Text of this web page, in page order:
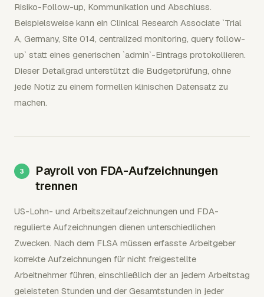
Risiko-Follow-up, Kommunikation und Abschluss.
Beispielsweise kann ein Clinical Research Associate `Trial
A, Germany, Site 014, centralized monitoring, query follow-
up` statt eines generischen `admin`-Eintrags protokollieren.
Dieser Detailgrad unterstützt die Budgetprüfung, ohne
jede Notiz zu einem formellen klinischen Datensatz zu
machen.
Payroll von FDA-Aufzeichnungen
trennen
US-Lohn- und Arbeitszeitaufzeichnungen und FDA-
regulierte Aufzeichnungen dienen unterschiedlichen
Zwecken. Nach dem FLSA müssen erfasste Arbeitgeber
korrekte Aufzeichnungen für nicht freigestellte
Arbeitnehmer führen, einschließlich der an jedem Arbeitstag
geleisteten Stunden und der Gesamtstunden in jeder